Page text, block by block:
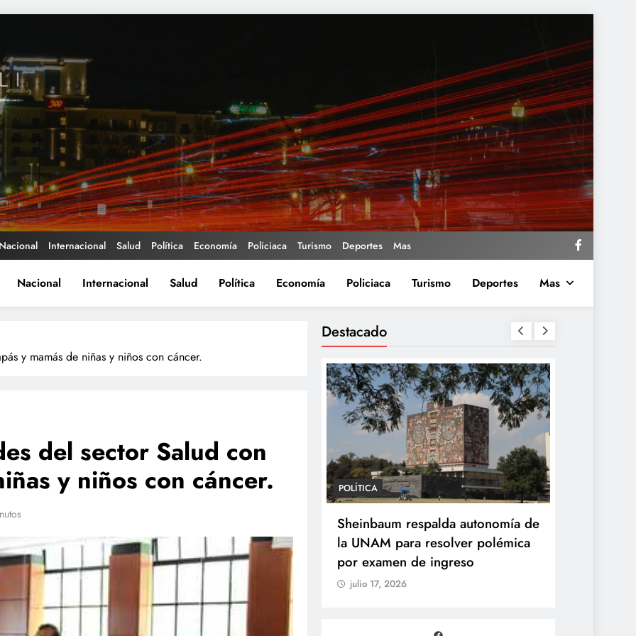
Nacional Internacional Salud Política Economía Policiaca Turismo Deportes Mas
Nacional Internacional Salud Política Economía Policiaca Turismo Deportes Mas
y mamás de niñas y niños con cáncer.
del sector Salud con
y niños con cáncer.
Destacado
de
a finales
POLICIACA
muerto y 39 lesionados en la
carretera Obregón-Empalme
julio 17, 2026
POLÍTICA
Sheinbaum desaparece la Vocería
de la Presidencia y crea nueva
Unidad de Ayudantía
julio 17, 2026